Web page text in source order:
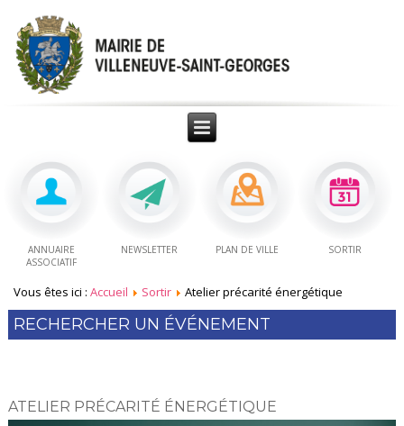
ANNUAIRE
ASSOCIATIF
NEWSLETTER PLAN DE VILLE SORTIR
Vous êtes ici :Accueil Sortir Atelier précarité énergétique
RECHERCHER UN ÉVÉNEMENT
ATELIER PRÉCARITÉ ÉNERGÉTIQUE